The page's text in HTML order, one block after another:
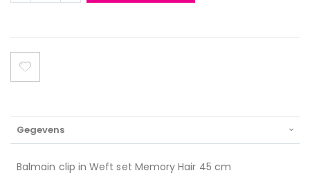
Gegevens
Balmain clip in Weft set Memory Hair 45 cm